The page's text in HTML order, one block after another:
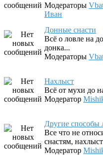
Модераторы
Иван
Донные снасти
Всё о ловле на
донка...
Модераторы
Нахлыст
Всё от мухи до
Модератор
Другие способы
Все что не
снастям,
Модератор